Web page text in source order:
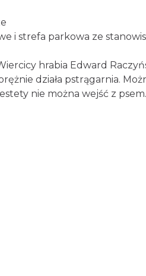
i strefa parkowa ze
hrabia Edward
działa pstrągarnia.
nie można wejść z psem.